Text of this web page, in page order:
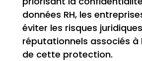
données RH, les
éviter les risques
réputationnels associés à
de cette protection.